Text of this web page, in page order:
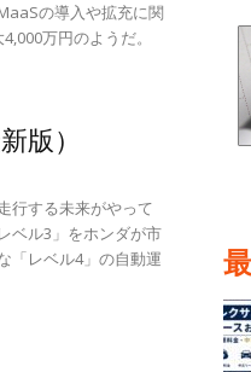
の導入や拡充に関
万円のようだ。
版）
行する未来がやって
ベル3」をホンダが市
「レベル4」の自動運